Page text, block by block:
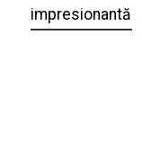
impresionantă